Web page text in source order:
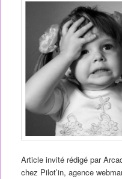
Article invité rédigé par
chez Pilot’in, agence